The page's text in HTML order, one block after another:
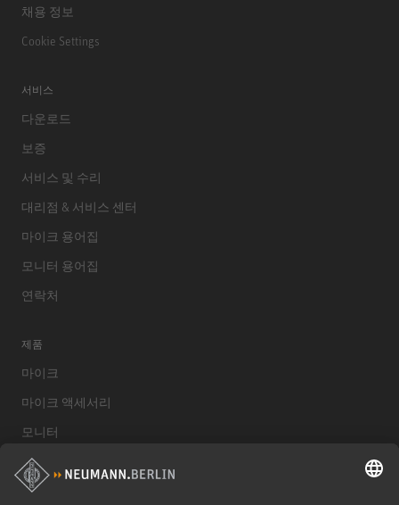
채용 정보
Cookie Settings
서비스
다운로드
보증
서비스 및 수리
대리점 & 서비스 센터
마이크 용어집
모니터 용어집
연락처
제품
마이크
마이크 액세서리
모니터
스튜디오 모니터 액세서리
헤드폰